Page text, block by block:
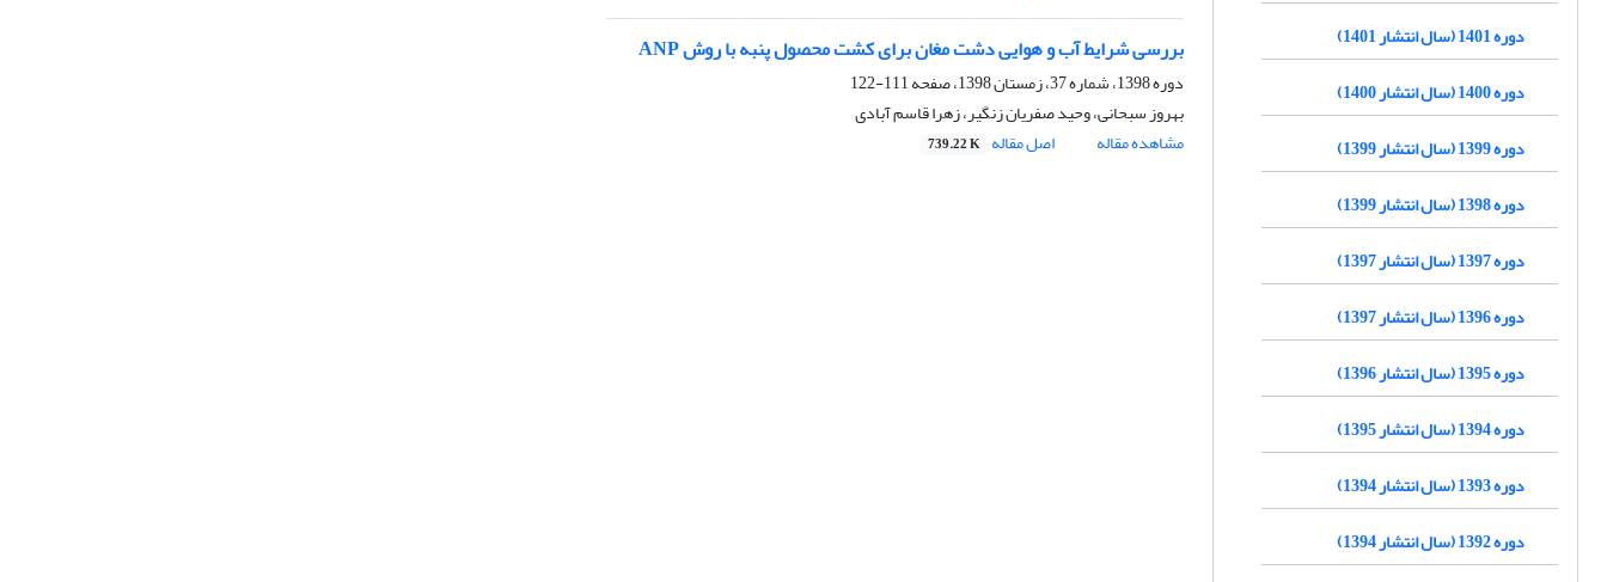
بررسی شرایط آب و هوایی دشت مغان برای کشت محصول پنبه با روش ANP
دوره 1398، شماره 37، زمستان 1398، صفحه
111-122
بهروز سبحانی، وحید صفریان زنگیر، زهرا قاسم آبادی
مشاهده مقاله
اصل مقاله 739.22 K
دوره 1401 (سال انتشار 1401)
دوره 1400 (سال انتشار 1400)
دوره 1399 (سال انتشار 1399)
دوره 1398 (سال انتشار 1399)
دوره 1397 (سال انتشار 1397)
دوره 1396 (سال انتشار 1397)
دوره 1395 (سال انتشار 1396)
دوره 1394 (سال انتشار 1395)
دوره 1393 (سال انتشار 1394)
دوره 1392 (سال انتشار 1394)